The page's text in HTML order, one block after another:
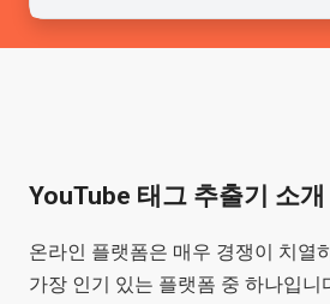
YouTube 태그 추출기 소개
온라인 플랫폼은 매우 경쟁이 치열
가장 인기 있는 플랫폼 중 하나입니